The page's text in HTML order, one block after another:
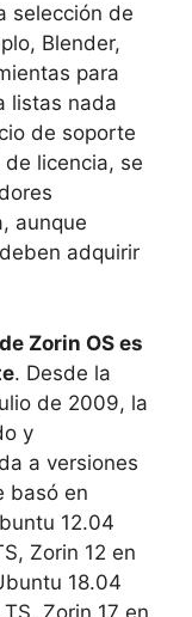
selección de
Blender,
para
listas nada
de soporte
licencia, se
aunque
adquirir
Zorin OS es
. Desde la
de 2009, la
y
a versiones
basó en
12.04
Zorin 12 en
18.04
Zorin 17 en